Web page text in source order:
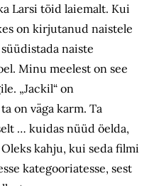
Larsi töid laiemalt. Kui
on kirjutanud naistele
naiste
Minu meelest on see
„Jackil“ on
on väga karm. Ta
… kuidas nüüd öelda,
kahju, kui seda filmi
kategooriatesse, sest